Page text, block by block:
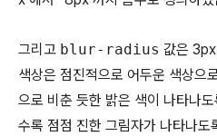
그리고 blur-radius 값은
색상은 점진적으로 어두운 색상으
으로 비춘 듯한 밝은 색이 나타나
수록 점점 진한 그림자가 나타나도